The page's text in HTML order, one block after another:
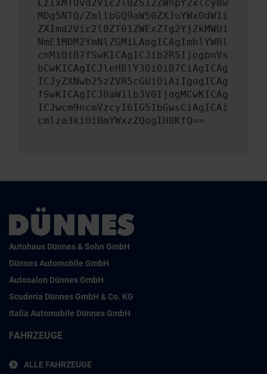
LzIxMTUvd2Vic2l0ZS12ZWhpY2xlcy8w
MDg5NTQ/ZmllbGQ9aW50ZXJuYWxOdW1i
ZXImd2Vic2l0ZT01ZWExZTg2YjZkMWU1
NmE1MDM2YmNlZGMiLAogICAgImhlYWRl
cnMiOiB7fSwKICAgICJib2R5IjogbnVs
bCwKICAgICJleHBlY3QiOiB7CiAgICAg
ICJyZXNwb25zZVR5cGUiOiAiIgogICAg
fSwKICAgICJ0aW1lb3V0IjogMCwKICAg
ICJwcm9ncmVzcyI6IG51bGwsCiAgICAi
cmlza3kiOiBmYWxzZQogIH0KfQ==
Autohaus Dünnes & Sohn GmbH
Dünnes Automobile GmbH
Autosalon Dünnes GmbH
Scuderia Dünnes GmbH & Co. KG
Italia Automobile Dünnes GmbH
FAHRZEUGE
ALLE FAHRZEUGE